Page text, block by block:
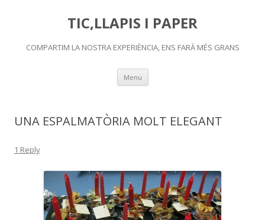
TIC,LLAPIS I PAPER
COMPARTIM LA NOSTRA EXPERIÈNCIA, ENS FARÀ MÉS GRANS
Menu Skip
content
UNA ESPALMATÒRIA MOLT ELEGANT
1 Reply